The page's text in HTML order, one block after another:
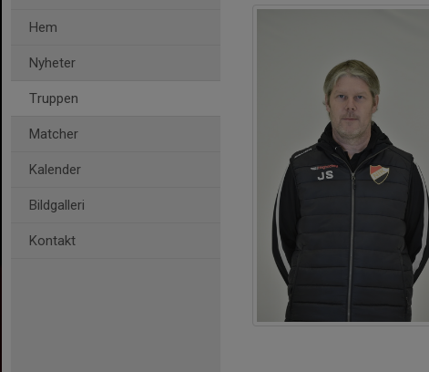
Hem
Nyheter
Truppen
Matcher
Kalender
Bildgalleri
Kontakt